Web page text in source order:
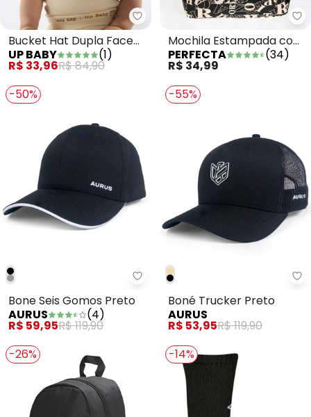
Up Baby - Bucket Hat Dupla
Bucket Hat Dupla Face
Unissex Bebê Bege
UP BABY (1)
R$ 33,96R$ 84,90
Mochila Estampada com
Bolso Frontal Preta
PERFECTA (34)
R$ 34,99
-50%
Aurus - Bone Seis Gomos Preto
Bone Seis Gomos Preto
AURUS
(4)
R$ 59,95R$ 119,90
-55%
Boné Trucker Preto
AURUS
R$ 53,95R$ 119,90
-26%
-14%